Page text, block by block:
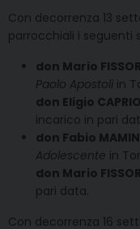
Con decorrenza 13
parrocchiali i seguenti
don Mario
Paolo Apostoli in
don Eligio
incarico in pari
don Fabio
Adolescente in
don Mario
pari data.
Con decorrenza 16